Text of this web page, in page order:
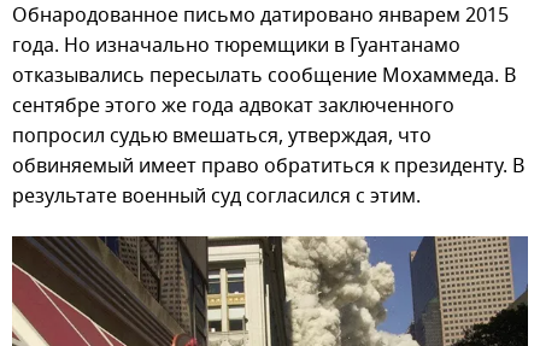
Обнародованное письмо датировано январем 2015
года. Но изначально тюремщики в Гуантанамо
отказывались пересылать сообщение Мохаммеда. В
сентябре этого же года адвокат заключенного
попросил судью вмешаться, утверждая, что
обвиняемый имеет право обратиться к президенту. В
результате военный суд согласился с этим.